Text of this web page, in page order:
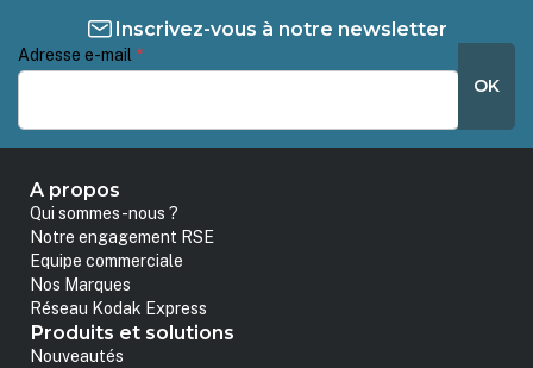
Inscrivez-vous à notre newsletter
Adresse e-mail *
OK
A propos
Qui sommes-nous ?
Notre engagement RSE
Equipe commerciale
Nos Marques
Réseau Kodak Express
Produits et solutions
Nouveautés